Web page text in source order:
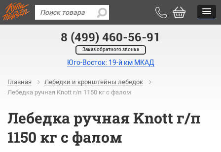
8 (499) 460-56-91
Заказ обратного звонка
Юго-Восток: 19-й км МКАД
Главная
Лебёдки и кронштейны лебедок
Лебедка ручная Knott г/п 1150 кг c фалом
Лебедка ручная Knott г/п
1150 кг c фалом